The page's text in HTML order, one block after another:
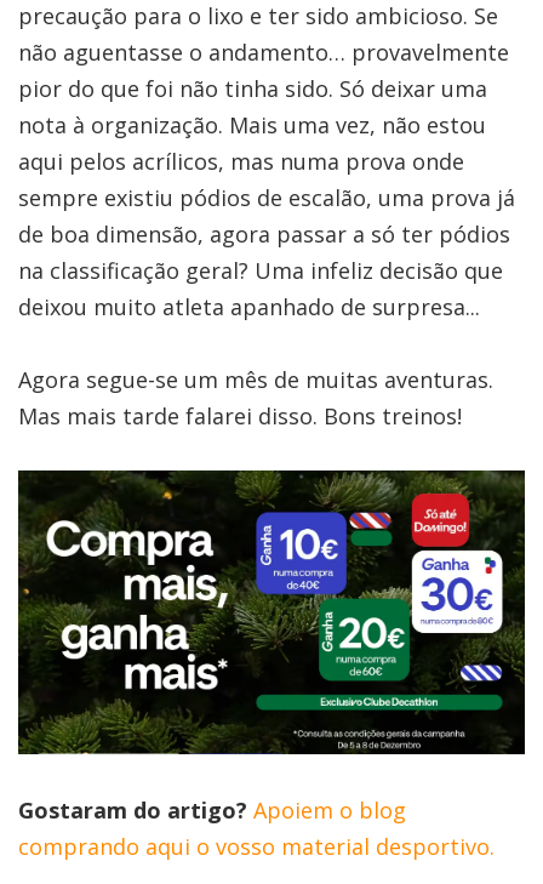
precaução para o lixo e ter sido ambicioso. Se
não aguentasse o andamento… provavelmente
pior do que foi não tinha sido. Só deixar uma
nota à organização. Mais uma vez, não estou
aqui pelos acrílicos, mas numa prova onde
sempre existiu pódios de escalão, uma prova já
de boa dimensão, agora passar a só ter pódios
na classificação geral? Uma infeliz decisão que
deixou muito atleta apanhado de surpresa...
Agora segue-se um mês de muitas aventuras.
Mas mais tarde falarei disso. Bons treinos!
Gostaram do artigo? Apoiem o blog
comprando aqui o vosso material desportivo.